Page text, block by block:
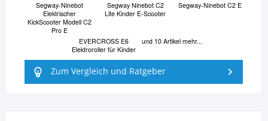
Segway-Ninebot
Elektrischer
KickScooter Modell C2
Pro E
Segway Ninebot C2
Lite Kinder E-Scooter
Segway-Ninebot C2 E
EVERCROSS E6
Elektroroller für Kinder
und 10 Artikel mehr...
Zum Vergleich und Ratgeber